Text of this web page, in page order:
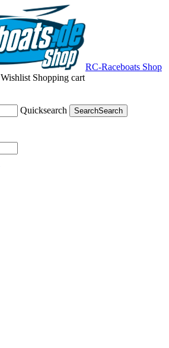
RC-Raceboats Shop
Wishlist Shopping cart
Quicksearch
SearchSearch